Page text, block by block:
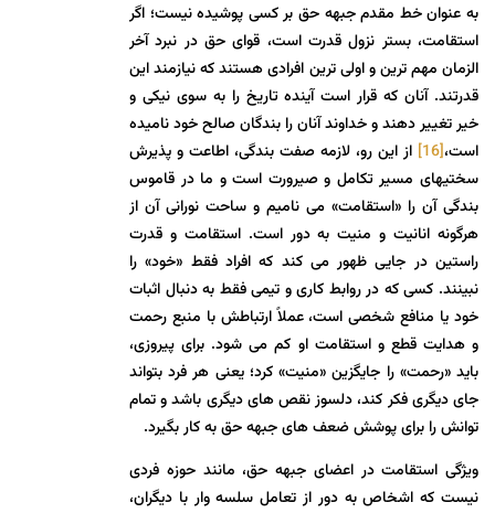
به عنوان خط مقدم جبهه حق بر کسی پوشیده نیست؛ اگر
استقامت، بستر نزول قدرت است، قوای حق در نبرد آخر
الزمان مهم ترین و اولی ترین افرادی هستند که نیازمند این
قدرتند. آنان که قرار است آینده تاریخ را به سوی نیکی و
خیر تغییر دهند و خداوند آنان را بندگان صالح خود نامیده
است،[16]
از این رو، لازمه صفت بندگی، اطاعت و پذیرش
سختیهای مسیر تکامل و صیرورت است و ما در قاموس
بندگی آن را «استقامت» می نامیم و ساحت نورانی آن از
هرگونه انانیت و منیت به دور است. استقامت و قدرت
راستین در جایی ظهور می کند که افراد فقط «خود» را
نبینند. کسی که در روابط کاری و تیمی فقط به دنبال اثبات
خود یا منافع شخصی است، عملاً ارتباطش با منبع رحمت
و هدایت قطع و استقامت او کم می شود. برای پیروزی،
باید «رحمت» را جایگزین «منیت» کرد؛ یعنی هر فرد بتواند
جای دیگری فکر کند، دلسوز نقص های دیگری باشد و تمام
توانش را برای پوشش ضعف های جبهه حق به کار بگیرد.
ویژگی استقامت در اعضای جبهه حق، مانند حوزه فردی
نیست که اشخاص به دور از تعامل سلسه وار با دیگران،